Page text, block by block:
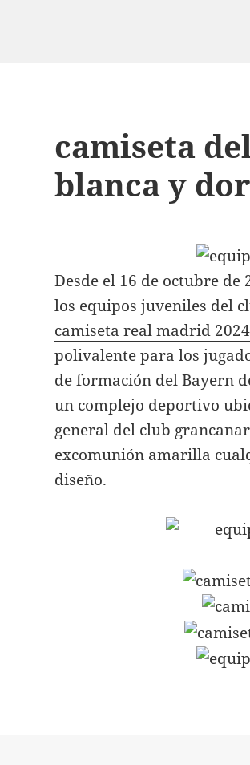
camiseta
blanca y
Desde el 16 de octubre
los equipos juveniles del
camiseta real madrid 2024
polivalente para los
de formación del Bayern
un complejo deportivo
general del club
excomunión amarilla
diseño.